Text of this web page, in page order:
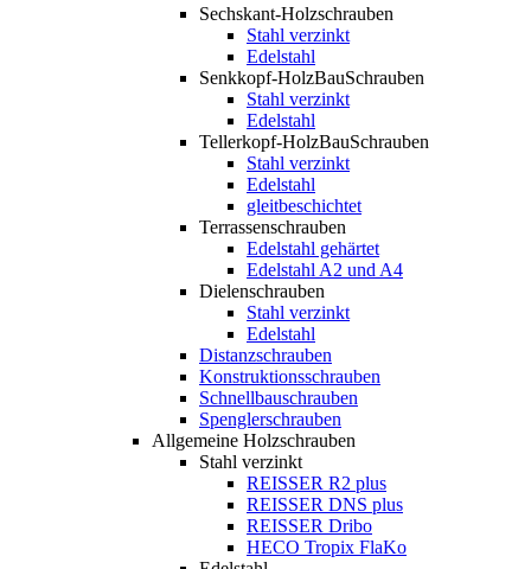
Sechskant-Holzschrauben
Stahl verzinkt
Edelstahl
Senkkopf-HolzBauSchrauben
Stahl verzinkt
Edelstahl
Tellerkopf-HolzBauSchrauben
Stahl verzinkt
Edelstahl
gleitbeschichtet
Terrassenschrauben
Edelstahl gehärtet
Edelstahl A2 und A4
Dielenschrauben
Stahl verzinkt
Edelstahl
Distanzschrauben
Konstruktionsschrauben
Schnellbauschrauben
Spenglerschrauben
Allgemeine Holzschrauben
Stahl verzinkt
REISSER R2 plus
REISSER DNS plus
REISSER Dribo
HECO Tropix FlaKo